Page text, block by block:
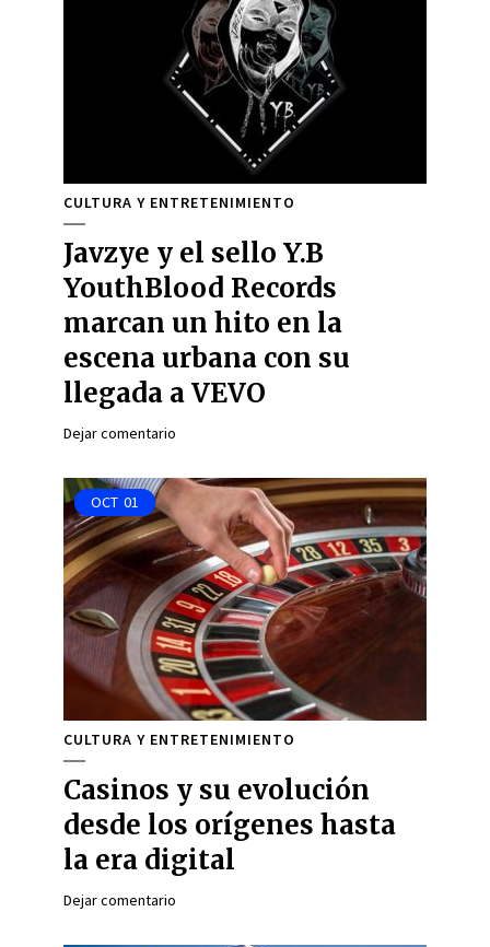
CULTURA Y ENTRETENIMIENTO
Javzye y el sello Y.B
YouthBlood Records
marcan un hito en la
escena urbana con su
llegada a VEVO
Dejar comentario
OCT 01
CULTURA Y ENTRETENIMIENTO
Casinos y su evolución
desde los orígenes hasta
la era digital
Dejar comentario